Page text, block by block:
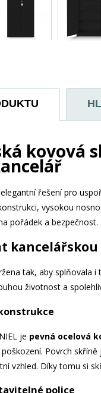
kovová
řešení pro
vysokou
pořádek a bezpečnost.
kancelářskou
tak, aby splňovala
životnost a
je pevná ocelová
Povrch skříně
vzhled. Díky tomu si
police